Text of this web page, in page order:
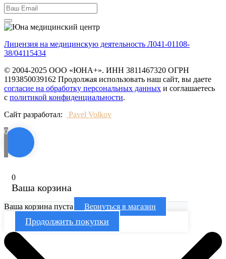
Лицензия на медицинскую деятельность Л041-01108-
38/04115434
© 2004-2025 ООО «ЮНА+». ИНН 3811467320 ОГРН
1193850039162 Продолжая использовать наш сайт, вы даете
согласие на обработку персональных данных и соглашаетесь
с политикой конфиденциальности.
Сайт разработал:
Pavel Volkov
0
0
Ваша корзина
Ваша корзина пуста Вернуться в магазин
Продолжить покупки